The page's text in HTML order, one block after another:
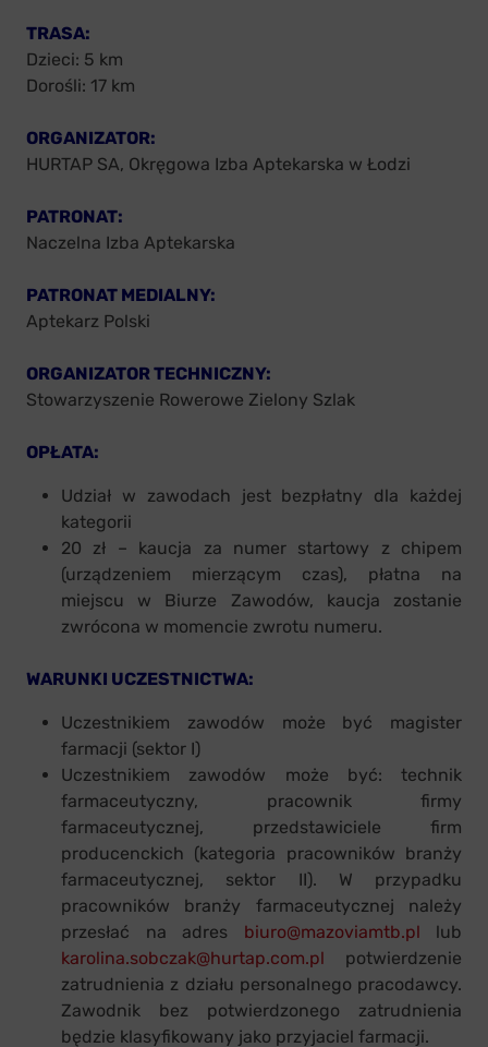
TRASA:
Dzieci: 5 km
Dorośli: 17 km
ORGANIZATOR:
HURTAP SA, Okręgowa Izba Aptekarska w Łodzi
PATRONAT:
Naczelna Izba Aptekarska
PATRONAT MEDIALNY:
Aptekarz Polski
ORGANIZATOR TECHNICZNY:
Stowarzyszenie Rowerowe Zielony Szlak
OPŁATA:
Udział w zawodach jest bezpłatny dla każdej
kategorii
20 zł – kaucja za numer startowy z chipem
(urządzeniem mierzącym czas), płatna na
miejscu w Biurze Zawodów, kaucja zostanie
zwrócona w momencie zwrotu numeru.
WARUNKI UCZESTNICTWA:
Uczestnikiem zawodów może być magister
farmacji (sektor I)
Uczestnikiem zawodów może być: technik
farmaceutyczny, pracownik firmy
farmaceutycznej, przedstawiciele firm
producenckich (kategoria pracowników branży
farmaceutycznej, sektor II). W przypadku
pracowników branży farmaceutycznej należy
przesłać na adres biuro@mazoviamtb.pl lub
karolina.sobczak@hurtap.com.pl potwierdzenie
zatrudnienia z działu personalnego pracodawcy.
Zawodnik bez potwierdzonego zatrudnienia
będzie klasyfikowany jako przyjaciel farmacji.